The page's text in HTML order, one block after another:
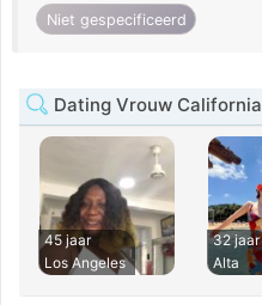
Niet gespecificeerd
Dating Vrouw California
45 jaar
Los Angeles
32 jaar
Alta